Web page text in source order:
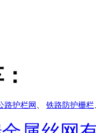
路护栏网 铁路防护栅栏